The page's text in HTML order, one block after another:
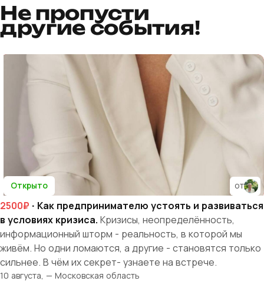
Не пропусти
другие события!
Открыто от
2500₽ · Как предпринимателю устоять и развиваться
в условиях кризиса. Кризисы, неопределённость,
информационный шторм - реальность, в которой мы
живём. Но одни ломаются, а другие - становятся только
сильнее. В чём их секрет- узнаете на встрече.
10 августа, — Московская область